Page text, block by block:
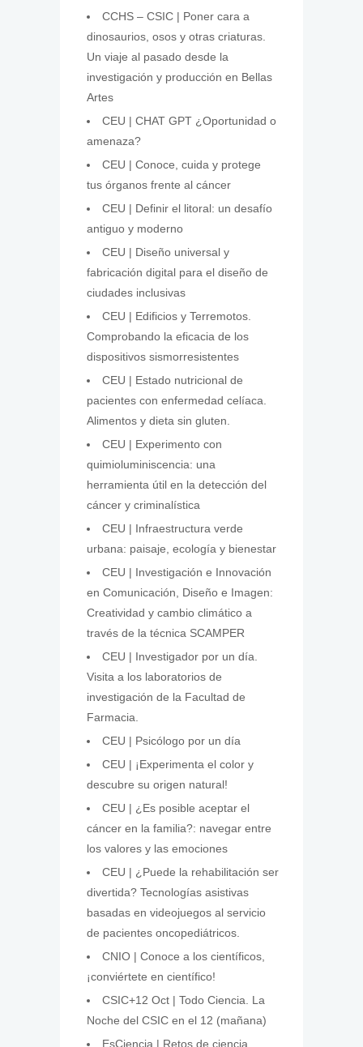
CCHS – CSIC | Poner cara a
dinosaurios, osos y otras criaturas.
Un viaje al pasado desde la
investigación y producción en Bellas
Artes
CEU | CHAT GPT ¿Oportunidad o
amenaza?
CEU | Conoce, cuida y protege
tus órganos frente al cáncer
CEU | Definir el litoral: un desafío
antiguo y moderno
CEU | Diseño universal y
fabricación digital para el diseño de
ciudades inclusivas
CEU | Edificios y Terremotos.
Comprobando la eficacia de los
dispositivos sismorresistentes
CEU | Estado nutricional de
pacientes con enfermedad celíaca.
Alimentos y dieta sin gluten.
CEU | Experimento con
quimioluminiscencia: una
herramienta útil en la detección del
cáncer y criminalística
CEU | Infraestructura verde
urbana: paisaje, ecología y bienestar
CEU | Investigación e Innovación
en Comunicación, Diseño e Imagen:
Creatividad y cambio climático a
través de la técnica SCAMPER
CEU | Investigador por un día.
Visita a los laboratorios de
investigación de la Facultad de
Farmacia.
CEU | Psicólogo por un día
CEU | ¡Experimenta el color y
descubre su origen natural!
CEU | ¿Es posible aceptar el
cáncer en la familia?: navegar entre
los valores y las emociones
CEU | ¿Puede la rehabilitación ser
divertida? Tecnologías asistivas
basadas en videojuegos al servicio
de pacientes oncopediátricos.
CNIO | Conoce a los científicos,
¡conviértete en científico!
CSIC+12 Oct | Todo Ciencia. La
Noche del CSIC en el 12 (mañana)
EsCiencia | Retos de ciencia